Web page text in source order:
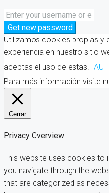
Get new password
Utilizamos cookies propias y
experiencia en nuestro sitio
aceptas el uso de estas.
Para más información visite
Cerrar
Privacy Overview
This website uses cookies to
you navigate through the
that are categorized as